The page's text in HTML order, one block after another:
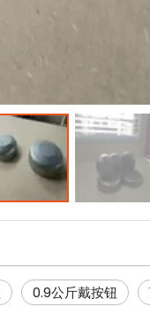
0.9公斤戴按钮